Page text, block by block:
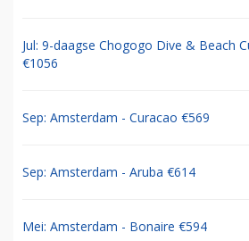
Jul: 9-daagse Chogogo Dive & Beach
€1056
Sep: Amsterdam - Curacao €569
Sep: Amsterdam - Aruba €614
Mei: Amsterdam - Bonaire €594